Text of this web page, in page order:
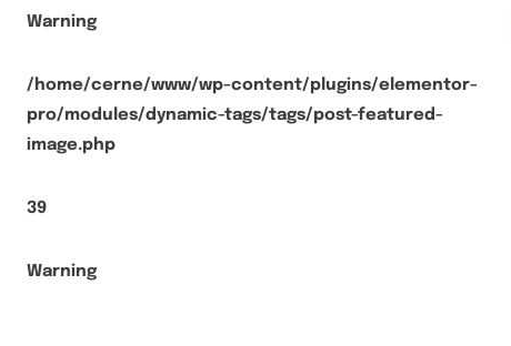
Warning
/home/cerne/www/wp-content/plugins/elementor-
pro/modules/dynamic-tags/tags/post-featured-
image.php
39
Warning